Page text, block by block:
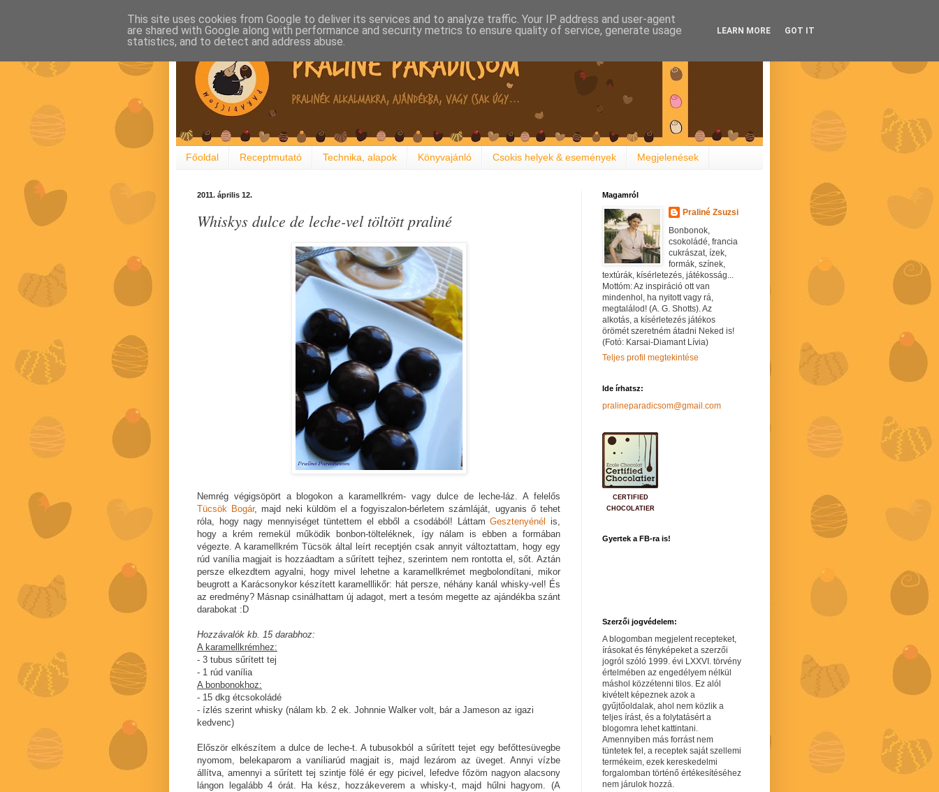
Főoldal Receptmutató Technika, alapok Könyvajánló Csokis helyek & események Megjelenések
2011. április 12.
Whiskys dulce de leche-vel töltött praliné
Nemrég végigsöpört a blogokon a karamellkrém- vagy dulce de leche-láz. A felelős
Tücsök Bogár, majd neki küldöm el a fogyiszalon-bérletem számláját, ugyanis ő tehet
róla, hogy nagy mennyiséget tüntettem el ebből a csodából! LáttamGesztenyénél
is,
hogy a krém remekül működik bonbon-tölteléknek, így nálam is ebben a formában
végezte. A karamellkrém Tücsök által leírt receptjén csak annyit változtattam, hogy egy
rúd vanília magjait is hozzáadtam a sűrített tejhez, szerintem nem rontotta el, sőt. Aztán
persze elkezdtem agyalni, hogy mivel lehetne a karamellkrémet megbolondítani, mikor
beugrott a Karácsonykor készített karamelllikőr: hát persze, néhány kanál whisky-vel! És
az eredmény? Másnap csinálhattam új adagot, mert a tesóm megette az ajándékba szánt
darabokat :D
Hozzávalók kb. 15 darabhoz:
A karamellkrémhez:
- 3 tubus sűrített tej
- 1 rúd vanília
A bonbonokhoz:
- 15 dkg étcsokoládé
- ízlés szerint whisky (nálam kb. 2 ek. Johnnie Walker volt, bár a Jameson az igazi
kedvenc)
Először elkészítem a dulce de leche-t. A tubusokból a sűrített tejet egy befőttesüvegbe
nyomom, belekaparom a vaníliarúd magjait is, majd lezárom az üveget. Annyi vízbe
állítva, amennyi a sűrített tej szintje fölé ér egy picivel, lefedve főzöm nagyon alacsony
lángon legalább 4 órát. Ha kész, hozzákeverem a whisky-t, majd hűlni hagyom. (A
Magamról
Praliné Zsuzsi
Bonbonok,
csokoládé, francia
cukrászat, ízek,
formák, színek,
textúrák, kísérletezés, játékosság...
Mottóm: Az inspiráció ott van
mindenhol, ha nyitott vagy rá,
megtalálod! (A. G. Shotts). Az
alkotás, a kísérletezés játékos
örömét szeretném átadni Neked is!
(Fotó: Karsai-Diamant Lívia)
Teljes profil megtekintése
Ide írhatsz:
pralineparadicsom@gmail.com
CERTIFIED
CHOCOLATIER
Gyertek a FB-ra is!
Szerzői jogvédelem:
A blogomban megjelent recepteket,
írásokat és fényképeket a szerzői
jogról szóló 1999. évi LXXVI. törvény
értelmében az engedélyem nélkül
máshol közzétenni tilos. Ez alól
kivételt képeznek azok a
gyűjtőoldalak, ahol nem közlik a
teljes írást, és a folytatásért a
blogomra lehet kattintani.
Amennyiben más forrást nem
tüntetek fel, a receptek saját szellemi
termékeim, ezek kereskedelmi
forgalomban történő értékesítéséhez
nem járulok hozzá.
This site uses cookies from Google to deliver its services and to analyze traffic. Your IP address and user-agent
are shared with Google along with performance and security metrics to ensure quality of service, generate usage
statistics, and to detect and address abuse.
LEARN MORE GOT IT